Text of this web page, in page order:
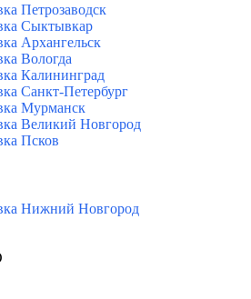
Петрозаводск
Сыктывкар
Архангельск
Вологда
Калининград
Санкт-Петербург
Мурманск
Великий Новгород
Псков
Нижний Новгород